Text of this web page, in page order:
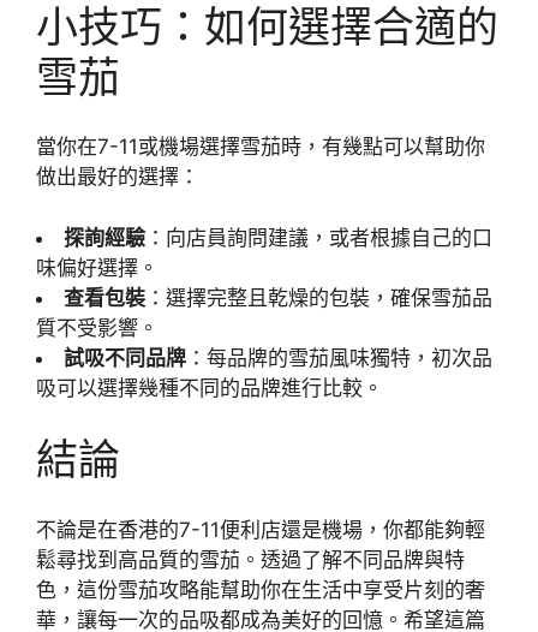
小技巧：如何選擇合適的
雪茄
當你在7-11或機場選擇雪茄時，有幾點可以幫助你
做出最好的選擇：
探詢經驗 ：向店員詢問建議，或者根據自己的口
味偏好選擇。
查看包裝 ：選擇完整且乾燥的包裝，確保雪茄品
質不受影響。
試吸不同品牌 ：每品牌的雪茄風味獨特，初次品
吸可以選擇幾種不同的品牌進行比較。
結論
不論是在香港的7-11便利店還是機場，你都能夠輕
鬆尋找到高品質的雪茄。透過了解不同品牌與特
色，這份雪茄攻略能幫助你在生活中享受片刻的奢
華，讓每一次的品吸都成為美好的回憶。希望這篇